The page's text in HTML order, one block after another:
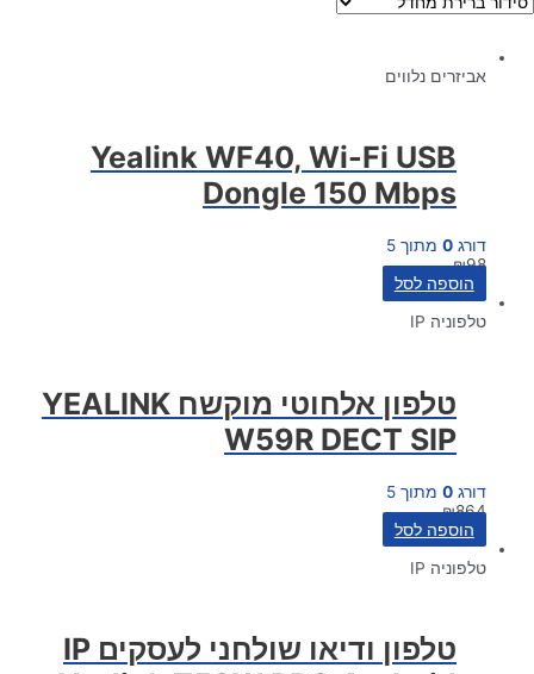
אביזרים נלווים
Yealink WF40, Wi-Fi USB
Dongle 150 Mbps
דורג 0 מתוך 5
₪98
הוספה לסל
טלפוניה IP
טלפון אלחוטי מוקשח YEALINK
W59R DECT SIP
דורג 0 מתוך 5
₪864
הוספה לסל
טלפוניה IP
טלפון ודיאו שולחני לעסקים IP